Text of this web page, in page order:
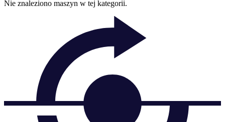
Nie znaleziono maszyn w tej kategorii.